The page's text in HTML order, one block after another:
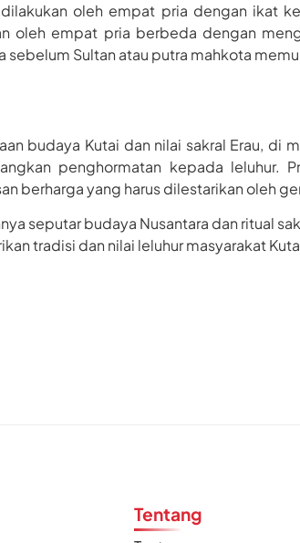
dilakukan oleh empat pria dengan ikat
oleh empat pria berbeda dengan
Sultan atau putra mahkota
budaya Kutai dan nilai sakral Erau, di
penghormatan kepada leluhur.
berharga yang harus dilestarikan oleh
seputar budaya Nusantara dan ritual
tradisi dan nilai leluhur masyarakat
Tentang